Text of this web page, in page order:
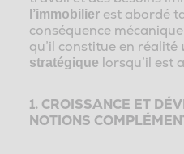
l’immobilierest abordé
conséquence
qu’il constitue en réalité
stratégique lorsqu’il est
1. CROISSANCE ET
NOTIONS